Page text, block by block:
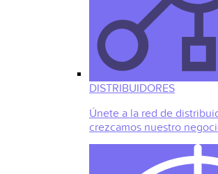
DISTRIBUIDORES
Únete a la red de
crezcamos nuestro